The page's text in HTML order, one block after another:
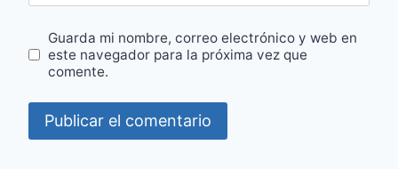
Guarda mi nombre, correo electrónico y web en
este navegador para la próxima vez que
comente.